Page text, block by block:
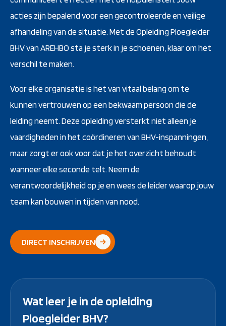
acties zijn bepalend voor een gecontroleerde en veilige
afhandeling van de situatie. Met de Opleiding Ploegleider
BHV van AREHBO sta je sterk in je schoenen, klaar om het
verschil te maken.
Voor elke organisatie is het van vitaal belang om te
kunnen vertrouwen op een bekwaam persoon die de
leiding neemt. Deze opleiding versterkt niet alleen je
vaardigheden in het coördineren van BHV-inspanningen,
maar zorgt er ook voor dat je het overzicht behoudt
wanneer elke seconde telt. Neem de
verantwoordelijkheid op je en wees de leider waarop jouw
team kan bouwen in tijden van nood.
DIRECT INSCHRIJVEN
Wat leer je in de opleiding
Ploegleider BHV?